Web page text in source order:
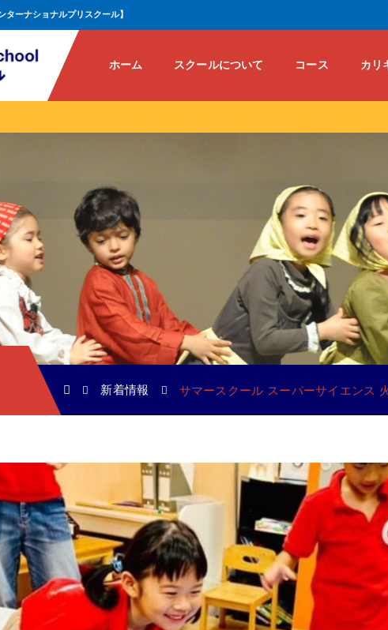
ーナショナルプリスクール】
ホーム スクールについて コース カリ
新着情報 サマースクール スーパーサイエンス